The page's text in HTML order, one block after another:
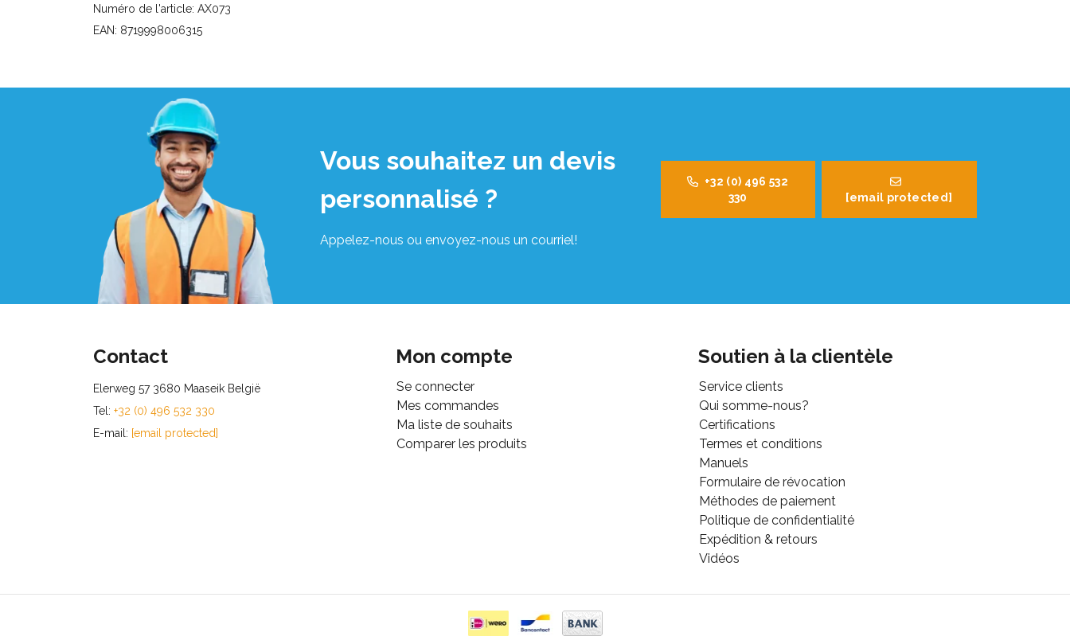
Numéro de l'article: AX073
EAN: 8719998006315
Vous souhaitez un devis
personnalisé ?
Appelez-nous ou envoyez-nous un courriel!
+32 (0) 496 532
330
[email protected]
Contact
Elerweg 57 3680 Maaseik België
Tel: +32 (0) 496 532 330
E-mail: [email protected]
Mon compte
Se connecter
Mes commandes
Ma liste de souhaits
Comparer les produits
Soutien à la clientèle
Service clients
Qui somme-nous?
Certifications
Termes et conditions
Manuels
Formulaire de révocation
Méthodes de paiement
Politique de confidentialité
Expédition & retours
Vidéos